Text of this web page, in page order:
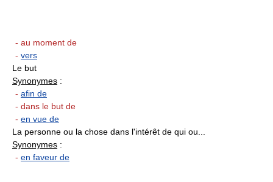
- au moment de
- vers
Le but
Synonymes :
- afin de
- dans le but de
- en vue de
La personne ou la chose dans l'intérêt de qui ou...
Synonymes :
- en faveur de